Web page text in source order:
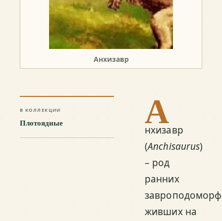
Анхизавр
В КОЛЛЕКЦИИ
Плотоядные А
нхизавр
(Anchisaurus)
– род
ранних
живших на